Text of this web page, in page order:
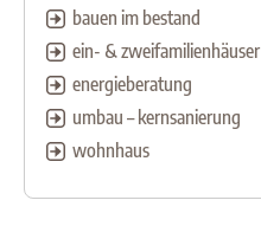
bauen im bestand
ein- & zweifamilienhäuser
energieberatung
umbau – kernsanierung
wohnhaus